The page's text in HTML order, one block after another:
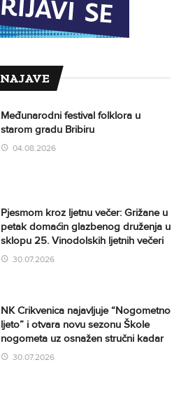
NAJAVE
Međunarodni festival folklora u
starom gradu Bribiru
04.08.2026
Pjesmom kroz ljetnu večer: Grižane u
petak domaćin glazbenog druženja u
sklopu 25. Vinodolskih ljetnih večeri
30.07.2026
NK Crikvenica najavljuje “Nogometno
ljeto” i otvara novu sezonu Škole
nogometa uz osnažen stručni kadar
30.07.2026